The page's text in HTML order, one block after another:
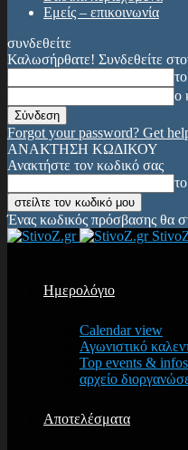
Εμείς – επικοινωνία
συνδεθείτε
Καλωσήρθατε! Συνδεθείτε
ο
Forgot your password? Get
ΑΝΑΚΤΗΣΗ ΚΩΔΙΚΟΥ
Ανακτήστε τον κωδικό σας
Ένας κωδικός πρόσβασης θα
Ημερολόγιο
Calendar view
Αγωνιστικό
Top events & infos
αρχείο
Αποτελέσματα